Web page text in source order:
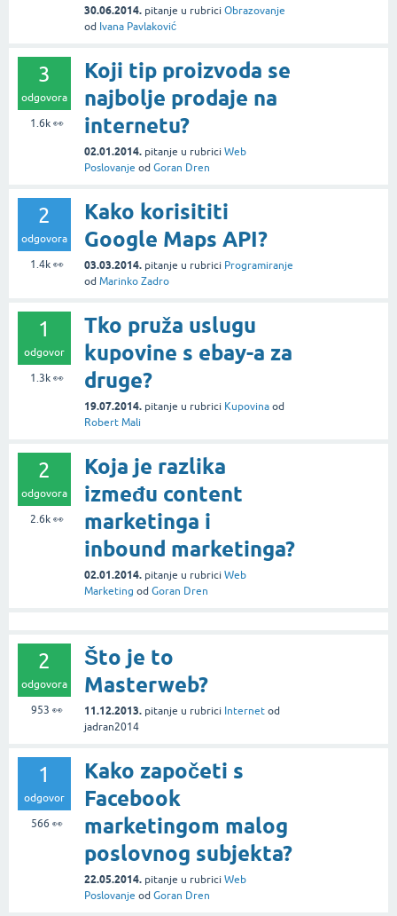
30.06.2014. pitanje u rubrici Obrazovanje
od Ivana Pavlaković
3
odgovora
1.6k👀
Koji tip proizvoda se
najbolje prodaje na
internetu?
02.01.2014. pitanje u rubrici Web
Poslovanje od Goran Dren
2
odgovora
1.4k👀
Kako korisititi
Google Maps API?
03.03.2014. pitanje u rubrici Programiranje
od Marinko Zadro
1
odgovor
1.3k👀
Tko pruža uslugu
kupovine s ebay-a za
druge?
19.07.2014. pitanje u rubrici Kupovina od
Robert Mali
2
odgovora
2.6k👀
Koja je razlika
između content
marketinga i
inbound marketinga?
02.01.2014. pitanje u rubrici Web
Marketing od Goran Dren
2
odgovora
953 👀
Što je to
Masterweb?
11.12.2013. pitanje u rubrici Internet od
jadran2014
1
odgovor
566 👀
Kako započeti s
Facebook
marketingom malog
poslovnog subjekta?
22.05.2014. pitanje u rubrici Web
Poslovanje od Goran Dren